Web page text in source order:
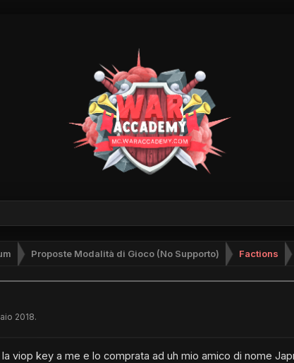
Proposte Modalità di Gioco (No Supporto) Factions
2018.
viop key a me e lo comprata ad uh mio amico di nome